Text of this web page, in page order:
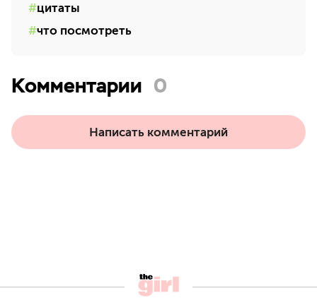
цитаты
что посмотреть
Комментарии 0
Написать комментарий